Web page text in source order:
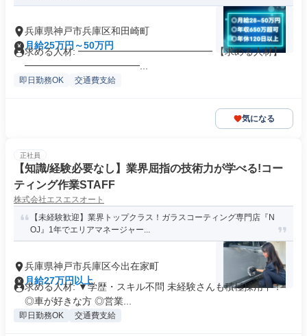
兵庫県神戸市兵庫区和田崎町
月給25万円～50万円
求める人材: ━━━━━━━━━━━━━━ 【求める人材】
━━━━━━━━━━━━...
即日勤務OK 交通費支給
気になる
正社員
【知識/経験必要なし】業界屈指の技術力が学べる!コー
ティング作業STAFF
株式会社エスエスオート
【未経験歓迎】業界トップクラス！ガラスコーティング専門店『N
OJ』1年でエリアマネージャー...
兵庫県神戸市兵庫区今出在家町
月給27万円以上
求める人材: ▼学歴・スキル不問 未経験さんも積極採用中！
◎車が好きな方 ◎営業...
即日勤務OK 交通費支給